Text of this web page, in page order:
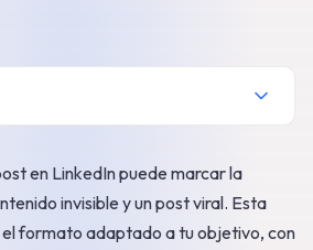
en LinkedIn puede marcar la
invisible y un post viral. Esta
formato adaptado a tu objetivo, con